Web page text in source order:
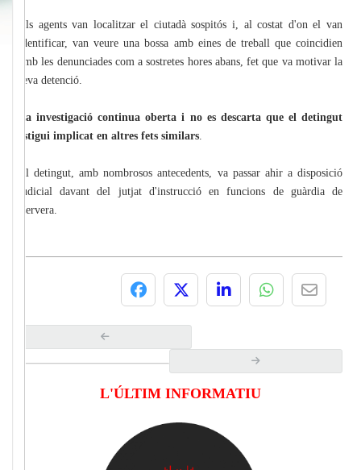
Els agents van localitzar el ciutadà sospitós i, al costat d'on el van
identificar, van veure una bossa amb eines de treball que coincidien
amb les denunciades com a sostretes hores abans, fet que va motivar la
seva detenció.
La investigació continua oberta i no es descarta que el detingut
estigui implicat en altres fets similars.
El detingut, amb nombrosos antecedents, va passar ahir a disposició
judicial davant del jutjat d'instrucció en funcions de guàrdia de
Cervera.
L'ÚLTIM INFORMATIU